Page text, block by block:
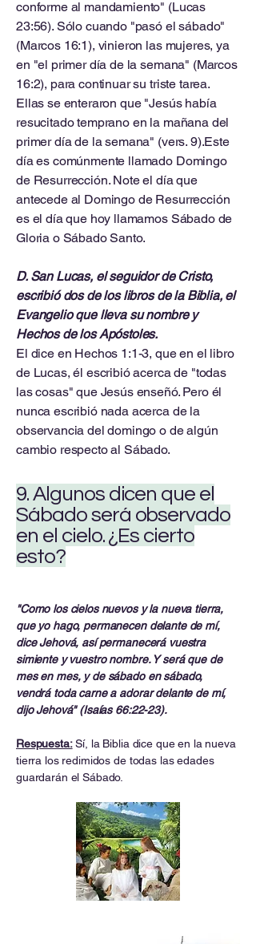
conforme al mandamiento" (Lucas
23:56). Sólo cuando "pasó el sábado"
(Marcos 16:1), vinieron las mujeres, ya
en "el primer día de la semana" (Marcos
16:2), para continuar su triste tarea.
Ellas se enteraron que "Jesús había
resucitado temprano en la mañana del
primer día de la semana" (vers. 9).Este
día es comúnmente llamado Domingo
de Resurrección. Note el día que
antecede al Domingo de Resurrección
es el día que hoy llamamos Sábado de
Gloria o Sábado Santo.
D. San Lucas, el seguidor de Cristo,
escribió dos de los libros de la Biblia, el
Evangelio que lleva su nombre y
Hechos de los Apóstoles.
El dice en Hechos 1:1-3, que en el libro
de Lucas, él escribió acerca de "todas
las cosas" que Jesús enseñó. Pero él
nunca escribió nada acerca de la
observancia del domingo o de algún
cambio respecto al Sábado.
9. Algunos dicen que el
Sábado será observado
en el cielo. ¿Es cierto
esto?
"Como los cielos nuevos y la nueva tierra,
que yo hago, permanecen delante de mí,
dice Jehová, así permanecerá vuestra
simiente y vuestro nombre. Y será que de
mes en mes, y de sábado en sábado,
vendrá toda carne a adorar delante de mí,
dijo Jehová" (Isaías 66:22-23).
Respuesta:Sí, la Biblia dice que en la nueva
tierra los redimidos de todas las edades
guardarán el Sábado.